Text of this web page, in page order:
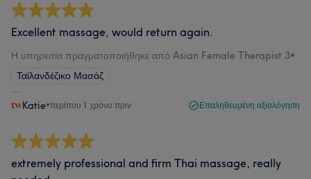
Excellent massage, would return again.
Η υπηρεσία πραγματοποιήθηκε από Asian Female Therapist 3•
Ταϊλανδέζικο Μασάζ
Katie•περίπου 1 χρόνο πριν Επαληθευμένη αξιολόγηση
extremely professional and firm Thai massage, really